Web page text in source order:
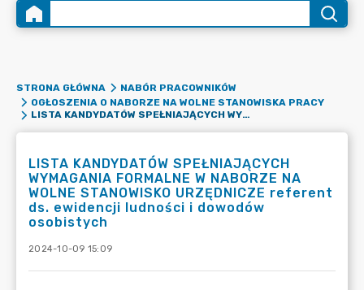
STRONA GŁÓWNA
NABÓR PRACOWNIKÓW
OGŁOSZENIA O NABORZE NA WOLNE STANOWISKA PRACY
LISTA KANDYDATÓW SPEŁNIAJĄCYCH WYMAGANIA FORMALNE W NABORZE NA WOLNE STANOWISKO URZĘDNICZE REFERENT DS. EWIDENCJI LUDNOŚCI I DOWODÓW OSOBISTYCH
LISTA KANDYDATÓW SPEŁNIAJĄCYCH
WYMAGANIA FORMALNE W NABORZE NA
WOLNE STANOWISKO URZĘDNICZE referent
ds. ewidencji ludności i dowodów
osobistych
2024-10-09 15:09